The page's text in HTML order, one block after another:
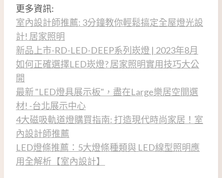
更多資訊:
室內設計師推薦: 3分鐘教你輕鬆搞定全屋燈光設
計! 居家照明
新品上市-RD-LED-DEEP系列崁燈 | 2023年8月
如何正確選擇LED崁燈? 居家照明實用技巧大公
開
最新 "LED燈具展示板"，盡在Large樂居空間選
材! -台北展示中心
4大磁吸軌道燈購買指南: 打造現代時尚家居！室
內設計師推薦
LED燈條推薦：5大燈條種類與 LED線型照明應
用全解析【室內設計】